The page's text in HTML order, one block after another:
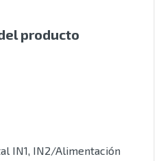
producto
IN1, IN2/Alimentación